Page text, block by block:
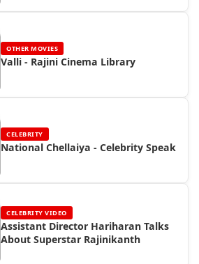
OTHER MOVIES
Valli - Rajini Cinema Library
CELEBRITY
National Chellaiya - Celebrity Speak
CELEBRITY VIDEO
Assistant Director Hariharan Talks
About Superstar Rajinikanth